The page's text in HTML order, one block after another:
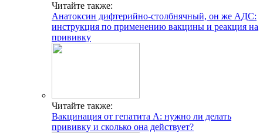
Читайте также:
Анатоксин дифтерийно-столбнячный, он же АДС:
инструкция по применению вакцины и реакция на
прививку
Читайте также:
Вакцинация от гепатита A: нужно ли делать
прививку и сколько она действует?